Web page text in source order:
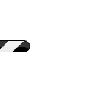
Pon tu foto de